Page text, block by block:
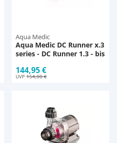
Aqua Medic
Aqua Medic DC Runner x.3
series - DC Runner 1.3 - bis
144,95 €
UVP 154,00 €